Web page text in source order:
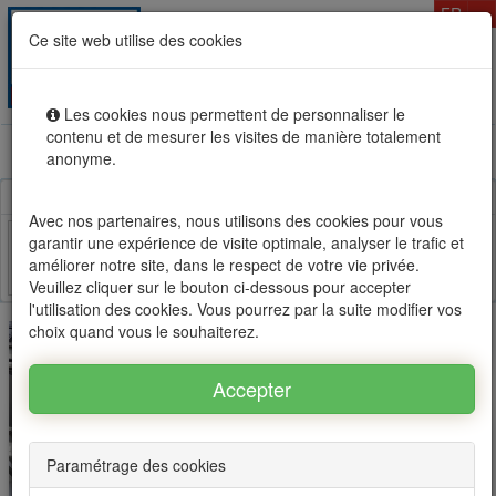
Ce site web utilise des cookies
Les cookies nous permettent de personnaliser le
contenu et de mesurer les visites de manière totalement
anonyme.
Avec nos partenaires, nous utilisons des cookies pour vous
garantir une expérience de visite optimale, analyser le trafic et
améliorer notre site, dans le respect de votre vie privée.
Veuillez cliquer sur le bouton ci-dessous pour accepter
l'utilisation des cookies. Vous pourrez par la suite modifier vos
choix quand vous le souhaiterez.
Paramétrage des cookies
FR
Location vente immobilier à l'Ile Maurice, OFIM réseau
Facebook Twitter Email